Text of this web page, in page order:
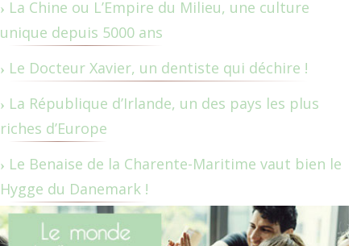
La Chine ou L’Empire du Milieu, une culture
unique depuis 5000 ans
Le Docteur Xavier, un dentiste qui déchire !
La République d’Irlande, un des pays les plus
riches d’Europe
Le Benaise de la Charente-Maritime vaut bien le
Hygge du Danemark !